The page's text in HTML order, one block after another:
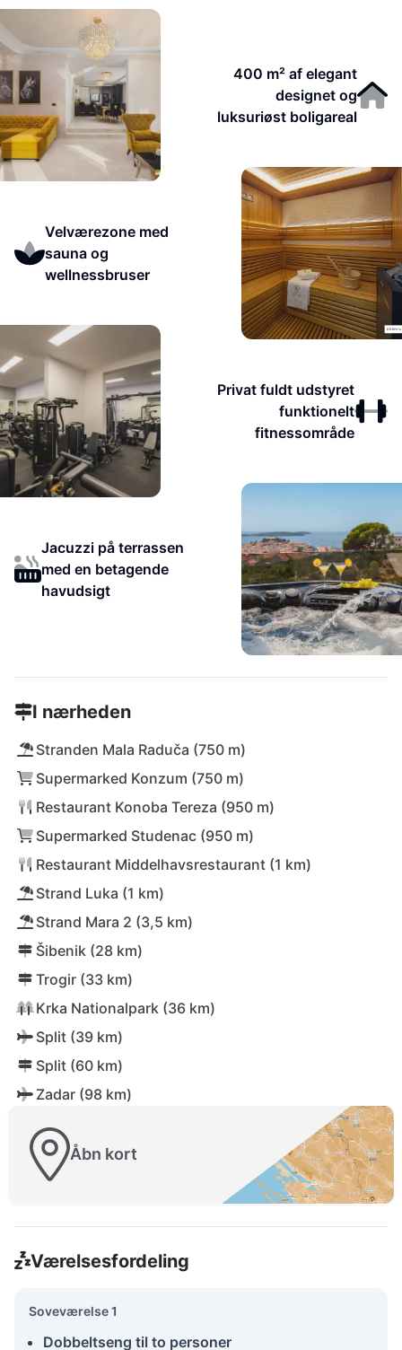
400 m² af elegant
designet og
luksuriøst boligareal
Velværezone med
sauna og
wellnessbruser
Privat fuldt udstyret
funktionelt
fitnessområde
Jacuzzi på terrassen
med en betagende
havudsigt
I nærheden
Stranden Mala Raduča (750 m)
Supermarked Konzum (750 m)
Restaurant Konoba Tereza (950 m)
Supermarked Studenac (950 m)
Restaurant Middelhavsrestaurant (1 km)
Strand Luka (1 km)
Strand Mara 2 (3,5 km)
Šibenik (28 km)
Trogir (33 km)
Krka Nationalpark (36 km)
Split (39 km)
Split (60 km)
Zadar (98 km)
Åbn kort
Værelsesfordeling
Soveværelse 1
Dobbeltseng til to personer